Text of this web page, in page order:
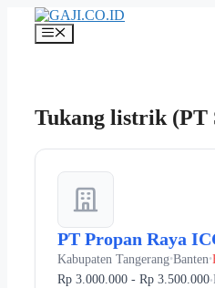
Langsung
Menu
Tukang listrik (PT
PT Propan Raya
Kabupaten Tangerang•Banten•
Rp 3.000.000 - Rp 3.500.000•